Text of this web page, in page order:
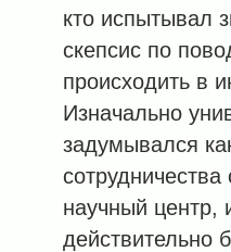
кто испытывал
скепсис по
происходить в
Изначально
задумывался
научный центр,
действительно